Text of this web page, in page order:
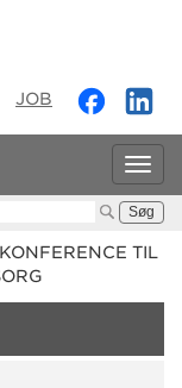
JOB
TIL